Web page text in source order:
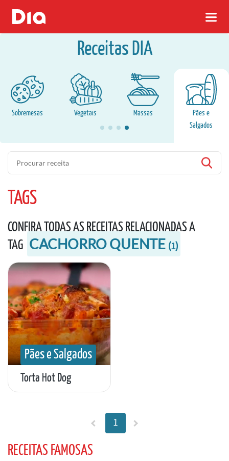
Receitas DIA
Sobremesas Vegetais Massas
Pães e
Salgados
Pesquisa
TAGS
CONFIRA TODAS AS RECEITAS RELACIONADAS A
TAG CACHORRO QUENTE (1)
Pães e Salgados
Torta Hot Dog
1
RECEITAS FAMOSAS